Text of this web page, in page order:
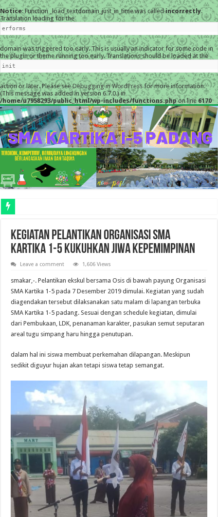
Notice: Function _load_textdomain_just_in_time was calledincorrectly.
Translation loading for the
erforms
domain was triggered too early. This is usually an indicator for some code in
the plugin or theme running too early. Translations should be loaded at the
init
action or later. Please seeDebugging in WordPressfor more information.
(This message was added in version 6.7.0.) in
/home/u7958293/public_html/wp-includes/functions.phpon line 6170
Kegiatan Pelantikan Organisasi SMA
Kartika 1-5 kukuhkan Jiwa Kepemimpinan
Leave a comment 1,606 Views
smakar,-. Pelantikan ekskul bersama Osis di bawah payung Organisasi
SMA Kartika 1-5 pada 7 Desember 2019 dimulai. Kegiatan yang sudah
diagendakan tersebut dilaksanakan satu malam di lapangan terbuka
SMA Kartika 1-5 padang. Sesuai dengan schedule kegiatan, dimulai
dari Pembukaan, LDK, penanaman karakter, pasukan semut seputaran
areal tugu simpang haru hingga penutupan.
dalam hal ini siswa membuat perkemahan dilapangan. Meskipun
sedikit diguyur hujan akan tetapi siswa tetap semangat.